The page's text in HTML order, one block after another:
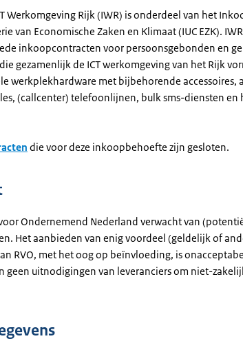
Werkomgeving Rijk (IWR) is onderdeel van het
van Economische Zaken en Klimaat (IUC EZK).
inkoopcontracten voor persoonsgebonden en
gezamenlijk de ICT werkomgeving van het Rijk
werkplekhardware met bijbehorende accessoires,
(callcenter) telefoonlijnen, bulk sms-diensten en
die voor deze inkoopbehoefte zijn gesloten.
Ondernemend Nederland verwacht van
Het aanbieden van enig voordeel (geldelijk of
RVO, met het oog op beïnvloeding, is
geen uitnodigingen van leveranciers om niet-